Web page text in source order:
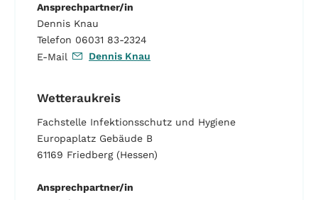
Ansprechpartner/in
Dennis Knau
Telefon 06031 83-2324
E-Mail
Dennis Knau
Wetteraukreis
Fachstelle Infektionsschutz und Hygiene
Europaplatz Gebäude B
61169 Friedberg (Hessen)
Ansprechpartner/in